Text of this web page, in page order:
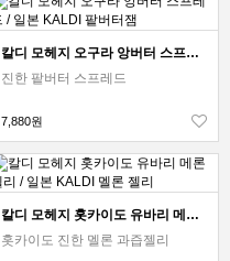
칼디 모헤지 오구라 앙버터 스프레드 / 일본 KALDI 팥버터잼
진한 팥버터 스프레드
7,880원
칼디 모헤지 홋카이도 유바리 메론 젤리 / 일본 KALDI 멜론 젤리
홋카이도 진한 멜론 과즙젤리